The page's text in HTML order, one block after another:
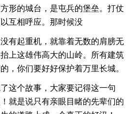
形的城台，是屯兵的堡垒。打仗
互相呼应。那时候没
起重机，就靠着无数的肩膀无
上这雄伟高大的山岭。所有建筑
，你们要好好保护着万里长城。
个故事，大家要记得这一句
就是说只有亲眼目睹的先辈们的